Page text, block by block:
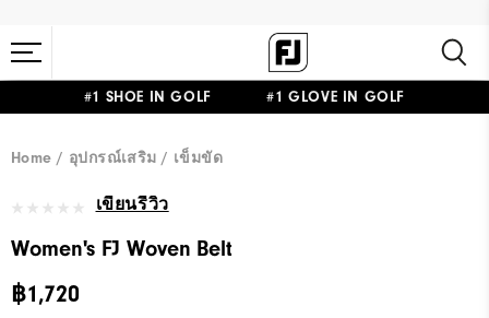
#1 SHOE IN GOLF #1 GLOVE IN GOLF
Home อุปกรณ์เสริม เข็มขัด
เขียนรีวิว
Women's FJ Woven Belt
฿1,720